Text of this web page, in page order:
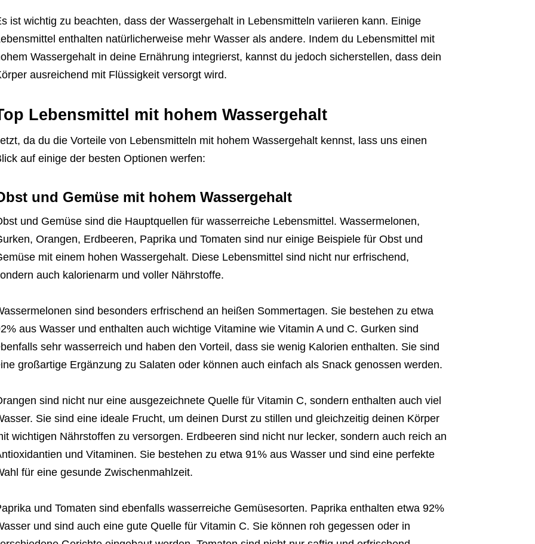
ist wichtig zu beachten, dass der Wassergehalt in Lebensmitteln variieren kann. Einige
enthalten natürlicherweise mehr Wasser als andere. Indem du Lebensmittel mit
Wassergehalt in deine Ernährung integrierst, kannst du jedoch sicherstellen, dass dein
ausreichend mit Flüssigkeit versorgt wird.
Lebensmittel mit hohem Wassergehalt
da du die Vorteile von Lebensmitteln mit hohem Wassergehalt kennst, lass uns einen
auf einige der besten Optionen werfen:
und Gemüse mit hohem Wassergehalt
und Gemüse sind die Hauptquellen für wasserreiche Lebensmittel. Wassermelonen,
Orangen, Erdbeeren, Paprika und Tomaten sind nur einige Beispiele für Obst und
mit einem hohen Wassergehalt. Diese Lebensmittel sind nicht nur erfrischend,
auch kalorienarm und voller Nährstoffe.
sind besonders erfrischend an heißen Sommertagen. Sie bestehen zu etwa
aus Wasser und enthalten auch wichtige Vitamine wie Vitamin A und C. Gurken sind
sehr wasserreich und haben den Vorteil, dass sie wenig Kalorien enthalten. Sie sind
großartige Ergänzung zu Salaten oder können auch einfach als Snack genossen werden.
sind nicht nur eine ausgezeichnete Quelle für Vitamin C, sondern enthalten auch viel
Sie sind eine ideale Frucht, um deinen Durst zu stillen und gleichzeitig deinen Körper
wichtigen Nährstoffen zu versorgen. Erdbeeren sind nicht nur lecker, sondern auch reich an
und Vitaminen. Sie bestehen zu etwa 91% aus Wasser und sind eine perfekte
für eine gesunde Zwischenmahlzeit.
und Tomaten sind ebenfalls wasserreiche Gemüsesorten. Paprika enthalten etwa 92%
und sind auch eine gute Quelle für Vitamin C. Sie können roh gegessen oder in